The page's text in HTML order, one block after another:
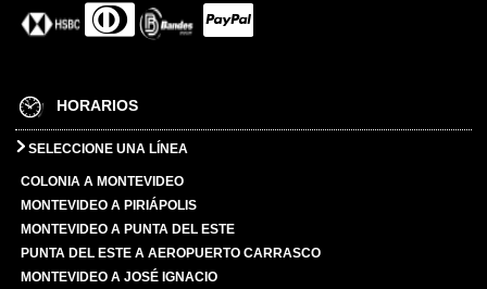
HORARIOS
SELECCIONE UNA LÍNEA
COLONIA A MONTEVIDEO
MONTEVIDEO A PIRIÁPOLIS
MONTEVIDEO A PUNTA DEL ESTE
PUNTA DEL ESTE A AEROPUERTO CARRASCO
MONTEVIDEO A JOSÉ IGNACIO